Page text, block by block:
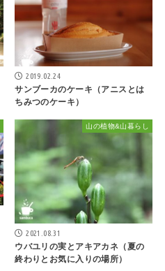
2019.02.24
サンブーカのケーキ（アニスとは
ちみつのケーキ）
山の植物&山暮らし
2021.08.31
ウバユリの実とアキアカネ（夏の
終わりとお気に入りの場所）